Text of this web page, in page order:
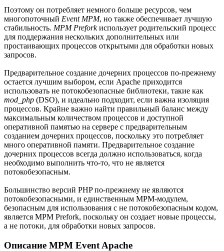
Поэтому он потребляет немного больше ресурсов, чем
многопоточный Event MPM, но также обеспечивает лучшую
стабильность. MPM Preforkиспользует родительский процесс
для поддержания нескольких дополнительных или
простаивающих процессов открытыми для обработки новых
запросов.
Предварительное создание дочерних процессов по-прежнему
остается лучшим выбором, если Apache приходится
использовать не потокобезопасные библиотеки, такие как
mod_php (DSO), и идеально подходит, если важна изоляция
процессов. Крайне важно найти правильный баланс между
максимальным количеством процессов и доступной
оперативной памятью на сервере с предварительным
созданием дочерних процессов, поскольку это потребляет
много оперативной памяти. Предварительное создание
дочерних процессов всегда должно использоваться, когда
необходимо выполнить что-то, что не является
потокобезопасным.
Большинство версий PHP по-прежнему не являются
потокобезопасными, и единственным MPM-модулем,
безопасным для использования с не потокобезопасным кодом,
является MPM Prefork, поскольку он создает новые процессы,
а не потоки, для обработки новых запросов.
Описание MPM Event Apache